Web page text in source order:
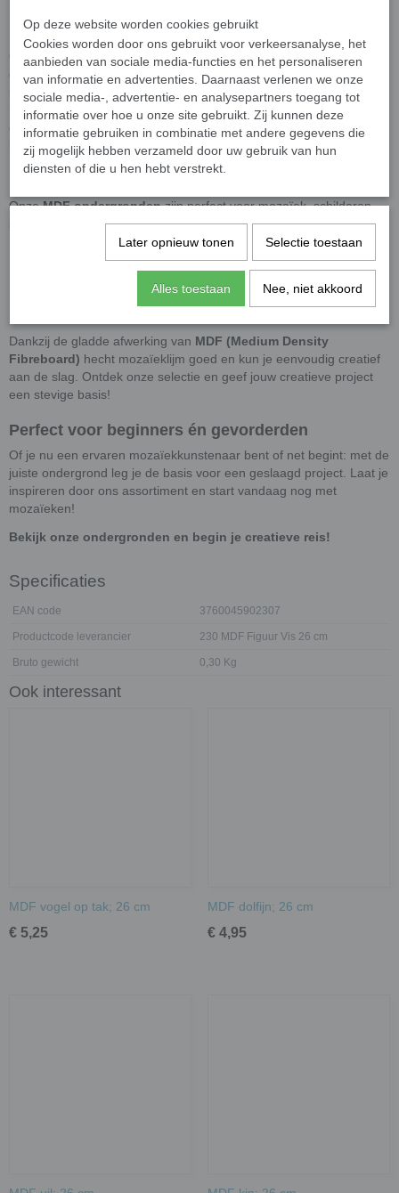
Dikte: 5 mm
Op zoek naar de perfecte ondergrond voor mozaïek
of andere
creatieve technieken? Bij
Mijn Mozaïek Shop
vind je een
uitgebreide collectie ondergronden in diverse vormen en
materialen. Of je nu mozaïeksteentjes, verf, decoupage of andere
decoratietechnieken gebruikt, wij hebben de ideale basis voor jouw
kunstwerk!
OnzeMDF ondergrondenzijn perfect voor mozaïek, schilderen,
stippen, decoupage en meer. Kies uit verschillende vormen, zoals:
Ronde & vierkante ondergronden
Letters & cijfers
Spiegelondergronden met echt glas
Dankzij de gladde afwerking van MDF (Medium Density
Fibreboard) hecht mozaïeklijm goed en kun je eenvoudig creatief
aan de slag. Ontdek onze selectie en geef jouw creatieve project
een stevige basis!
Perfect voor beginners én gevorderden
Of je nu een ervaren mozaïekkunstenaar bent of net begint: met de
juiste ondergrond leg je de basis voor een geslaagd project. Laat je
inspireren door ons assortiment en start vandaag nog met
mozaïeken!
Bekijk onze ondergronden en begin je creatieve reis!
Specificaties
EAN code 3760045902307
Productcode leverancier 230 MDF Figuur Vis 26 cm
Bruto gewicht 0,30 Kg
Ook interessant
MDF vogel op tak; 26 cm
€ 5,25
MDF dolfijn; 26 cm
€ 4,95
Op deze website worden cookies gebruikt
Cookies worden door ons gebruikt voor verkeersanalyse, het
aanbieden van sociale media-functies en het personaliseren
van informatie en advertenties. Daarnaast verlenen we onze
sociale media-, advertentie- en analysepartners toegang tot
informatie over hoe u onze site gebruikt. Zij kunnen deze
informatie gebruiken in combinatie met andere gegevens die
zij mogelijk hebben verzameld door uw gebruik van hun
diensten of die u hen hebt verstrekt.
Later opnieuw tonen Selectie toestaan
Alles toestaan Nee, niet akkoord